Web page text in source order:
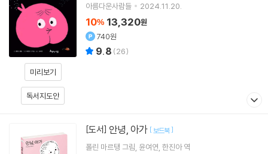
미리보기
독서지도안
아름다운사람들
2024.11.20.
10% 13,320원
740원
9.8 (26)
[도서] 안녕, 아가 [ 보드북]
폴린 마르탱 그림 윤여연 한진아역